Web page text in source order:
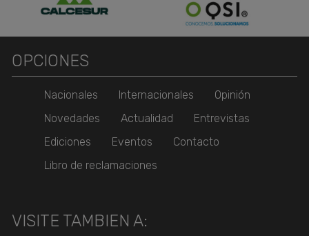
OPCIONES
Nacionales Internacionales
Opinión
Novedades
Actualidad
Entrevistas
Ediciones
Eventos
Contacto
Libro de reclamaciones
VISITE TAMBIEN A: